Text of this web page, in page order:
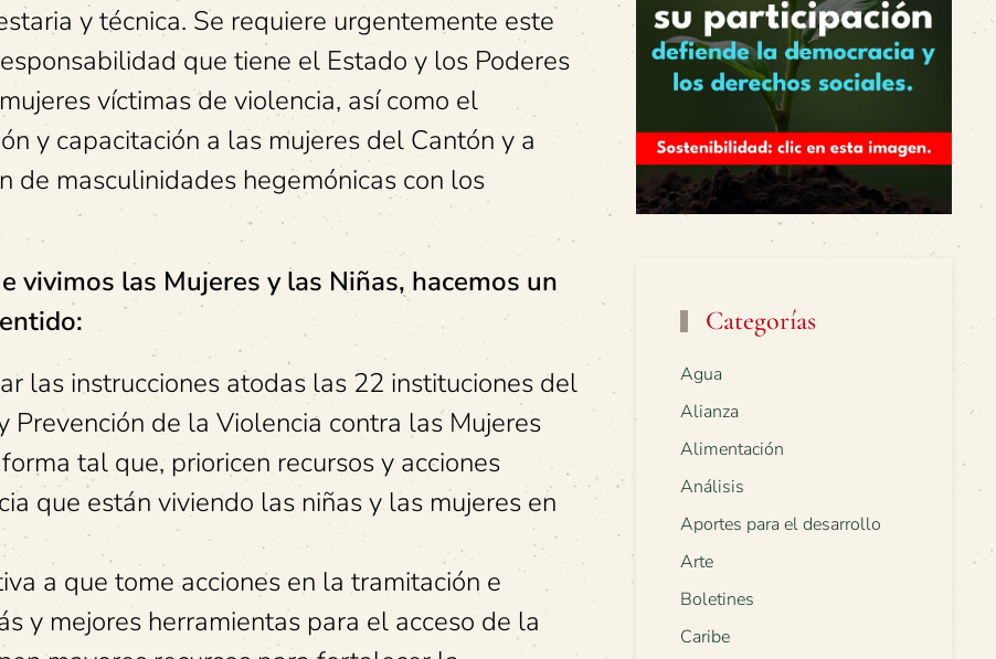
y técnica. Se requiere urgentemente este
que tiene el Estado y los Poderes
víctimas de violencia, así como el
y capacitación a las mujeres del Cantón y a
de masculinidades hegemónicas con los
vivimos las Mujeres y las Niñas, hacemos un
las instrucciones atodas las 22 instituciones del
de la Violencia contra las Mujeres
tal que, prioricen recursos y acciones
que están viviendo las niñas y las mujeres en
a que tome acciones en la tramitación e
y mejores herramientas para el acceso de la
Categorías
Agua
Alianza
Alimentación
Análisis
Aportes para el desarrollo
Arte
Boletines
Caribe